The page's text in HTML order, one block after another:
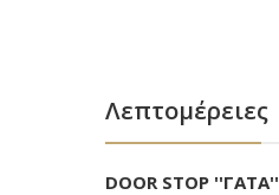
Λεπτομέρειες
DOOR STOP ''ΓΑΤΑ''